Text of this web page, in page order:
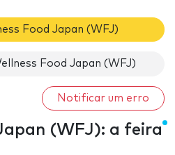
Food Japan (WFJ)
Food Japan (WFJ)
Notificar um erro
(WFJ): a feira